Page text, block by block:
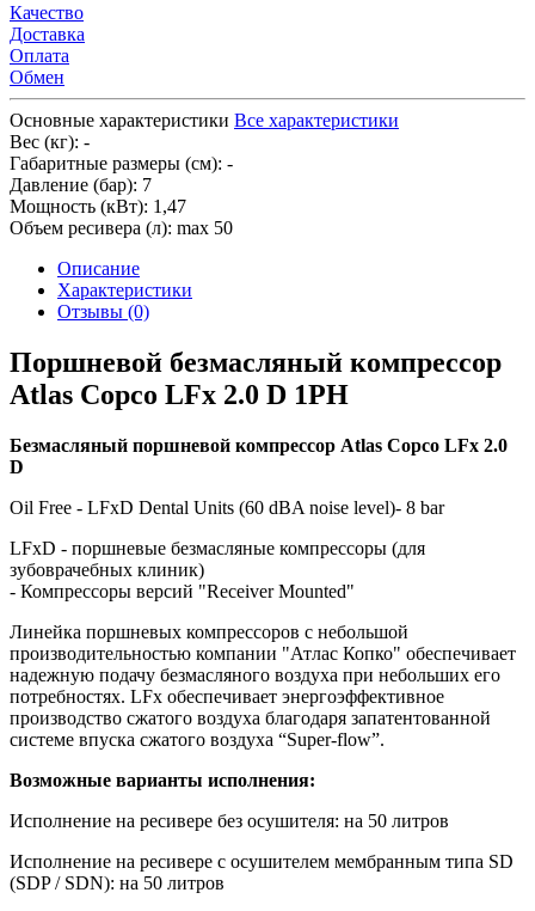
Качество
Доставка
Оплата
Обмен
Основные характеристики Все характеристики
Вес (кг): -
Габаритные размеры (см): -
Давление (бар): 7
Мощность (кВт): 1,47
Объем ресивера (л): max 50
Описание
Характеристики
Отзывы (0)
Поршневой безмасляный компрессор
Atlas Copco LFx 2.0 D 1PH
Безмасляный поршневой компрессор Atlas Copco LFx 2.0
D
Oil Free - LFxD Dental Units (60 dBA noise level)- 8 bar
LFxD - поршневые безмасляные компрессоры (для
зубоврачебных клиник)
- Компрессоры версий "Receiver Mounted"
Линейка поршневых компрессоров с небольшой
производительностью компании "Атлас Копко" обеспечивает
надежную подачу безмасляного воздуха при небольших его
потребностях. LFx обеспечивает энергоэффективное
производство сжатого воздуха благодаря запатентованной
системе впуска сжатого воздуха “Super-flow”.
Возможные варианты исполнения:
Исполнение на ресивере без осушителя: на 50 литров
Исполнение на ресивере с осушителем мембранным типа SD
(SDP / SDN): на 50 литров